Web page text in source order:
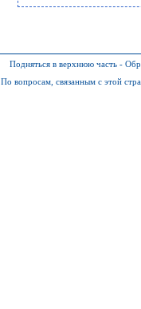
Подняться в верхнюю часть -
По вопросам, связанным с этой